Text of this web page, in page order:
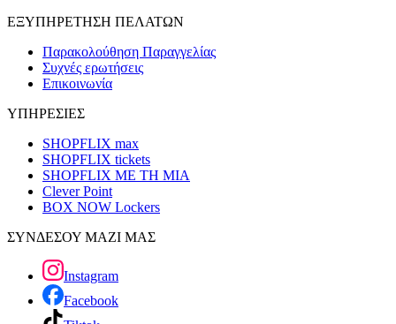
ΕΞΥΠΗΡΕΤΗΣΗ ΠΕΛΑΤΩΝ
Παρακολούθηση Παραγγελίας
Συχνές ερωτήσεις
Επικοινωνία
ΥΠΗΡΕΣΙΕΣ
SHOPFLIX max
SHOPFLIX tickets
SHOPFLIX ΜΕ ΤΗ ΜΙΑ
Clever Point
BOX NOW Lockers
ΣΥΝΔΕΣΟΥ ΜΑΖΙ ΜΑΣ
Instagram
Facebook